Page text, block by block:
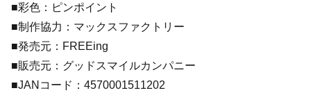
■彩色：ピンポイント
■制作協力：マックスファクトリー
■発売元：FREEing
■販売元：グッドスマイルカンパニー
■JANコード：4570001511202